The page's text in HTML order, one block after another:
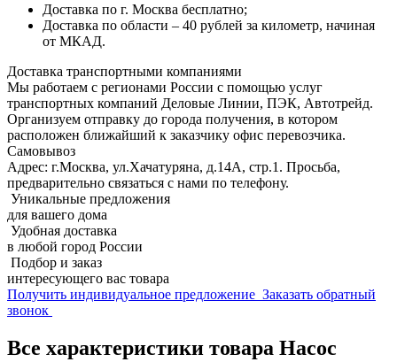
Доставка по г. Москва бесплатно;
Доставка по области – 40 рублей за километр, начиная
от МКАД.
Доставка транспортными компаниями
Мы работаем с регионами России с помощью услуг
транспортных компаний Деловые Линии, ПЭК, Автотрейд.
Организуем отправку до города получения, в котором
расположен ближайший к заказчику офис перевозчика.
Самовывоз
Адрес: г.Москва, ул.Хачатуряна, д.14А, стр.1. Просьба,
предварительно связаться с нами по телефону.
Уникальные предложения
для вашего дома
Удобная доставка
в любой город России
Подбор и заказ
интересующего вас товара
Получить индивидуальное предложение Заказать обратный
звонок
Все характеристики товара Насос